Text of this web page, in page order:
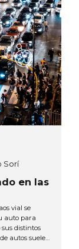
Sorí
en las
vial se
auto para
sus distintos
autos suele